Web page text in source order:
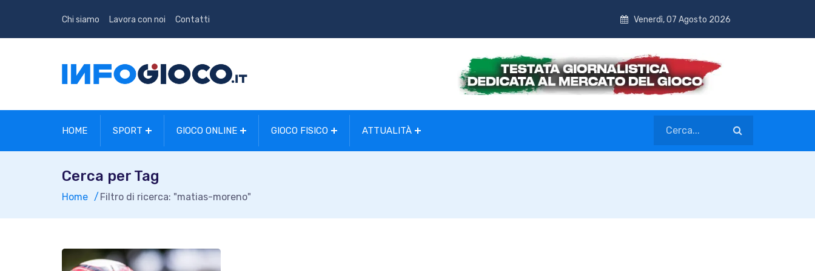
Chi siamo Lavora con noi Contatti Venerdì, 07 Agosto 2026
HOME SPORT GIOCO ONLINE GIOCO FISICO ATTUALITÀ
Cerca per Tag
Home Filtro di ricerca: "matias-moreno"